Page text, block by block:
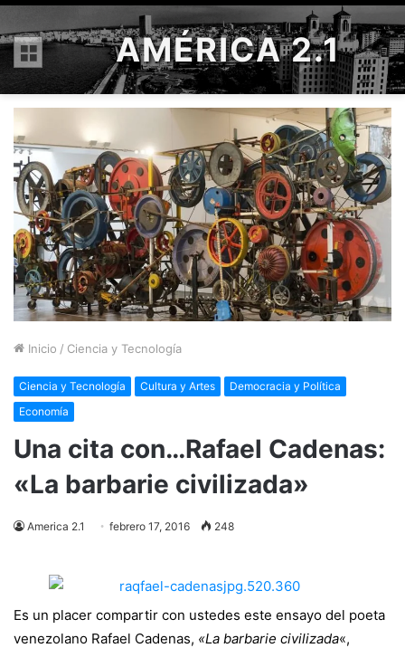
Menú
AMÉRICA 2.1
Inicio / Ciencia y Tecnología
Ciencia y Tecnología Cultura y Artes
Democracia y Política
Economía
Una cita con…Rafael Cadenas:
«La barbarie civilizada»
America 2.1 febrero 17, 2016 248
Es un placer compartir con ustedes este ensayo del poeta
venezolano Rafael Cadenas, «La barbarie civilizada«,